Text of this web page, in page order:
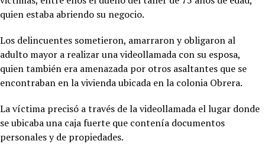
quien estaba abriendo su negocio.
Los delincuentes sometieron, amarraron y obligaron al
adulto mayor a realizar una videollamada con su esposa,
quien también era amenazada por otros asaltantes que se
encontraban en la vivienda ubicada en la colonia Obrera.
La víctima precisó a través de la videollamada el lugar donde
se ubicaba una caja fuerte que contenía documentos
personales y de propiedades.